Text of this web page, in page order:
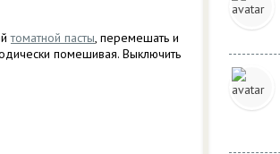
томатной пасты, перемешать и
помешивая. Выключить